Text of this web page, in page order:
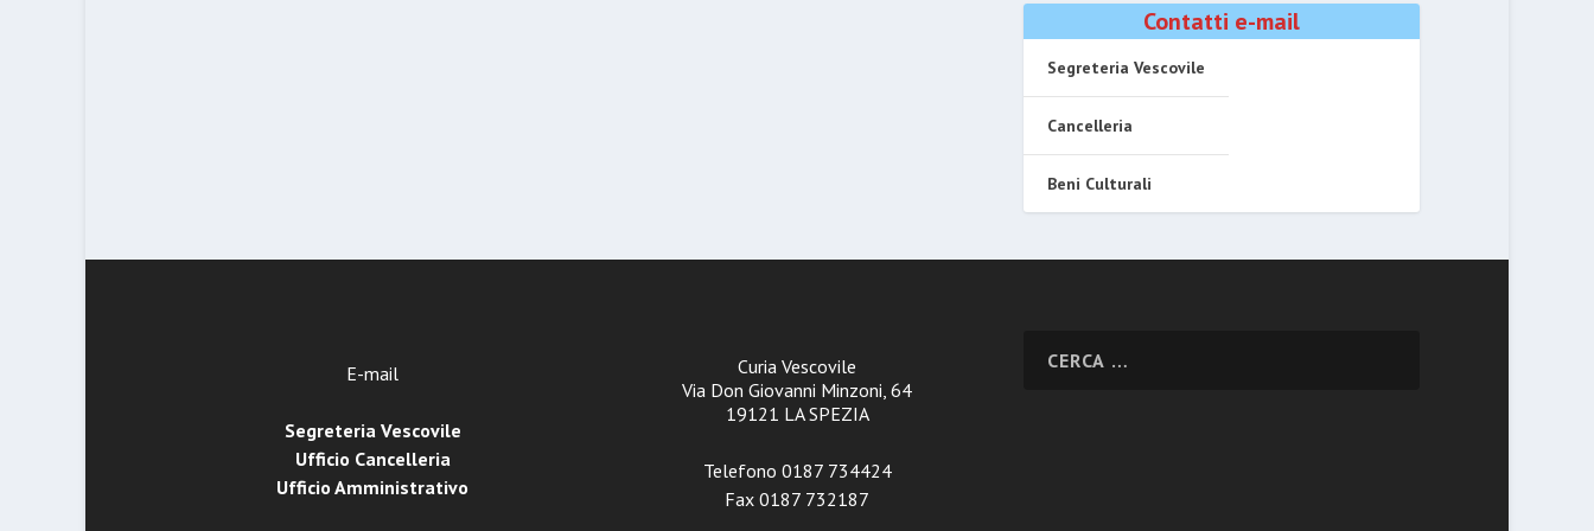
Contatti e-mail
Segreteria Vescovile
Cancelleria
Beni Culturali
E-mail
Segreteria Vescovile
Ufficio Cancelleria
Ufficio Amministrativo
Curia Vescovile
Via Don Giovanni Minzoni, 64
19121 LA SPEZIA
Telefono 0187 734424
Fax 0187 732187